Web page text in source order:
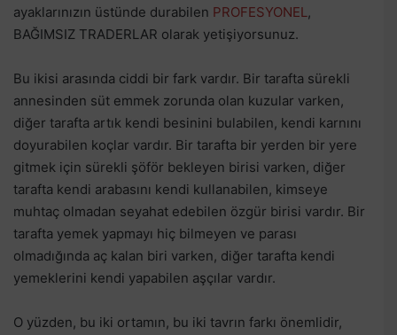
ayaklarınızın üstünde durabilen PROFESYONEL,
BAĞIMSIZ TRADERLAR olarak yetişiyorsunuz.
Bu ikisi arasında ciddi bir fark vardır. Bir tarafta sürekli
annesinden süt emmek zorunda olan kuzular varken,
diğer tarafta artık kendi besinini bulabilen, kendi karnını
doyurabilen koçlar vardır. Bir tarafta bir yerden bir yere
gitmek için sürekli şöför bekleyen birisi varken, diğer
tarafta kendi arabasını kendi kullanabilen, kimseye
muhtaç olmadan seyahat edebilen özgür birisi vardır. Bir
tarafta yemek yapmayı hiç bilmeyen ve parası
olmadığında aç kalan biri varken, diğer tarafta kendi
yemeklerini kendi yapabilen aşçılar vardır.
O yüzden, bu iki ortamın, bu iki tavrın farkı önemlidir,